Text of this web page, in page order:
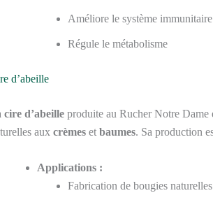
Améliore le système immunitaire
Régule le métabolisme
d’abeille
cire d’abeille produite au Rucher Notre Dame
aux crèmes et baumes. Sa production
Applications :
Fabrication de bougies naturelles